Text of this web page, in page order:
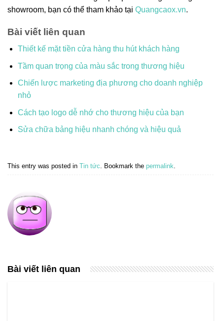
showroom, bạn có thể tham khảo tại Quangcaox.vn.
Bài viết liên quan
Thiết kế mặt tiền cửa hàng thu hút khách hàng
Tầm quan trọng của màu sắc trong thương hiệu
Chiến lược marketing địa phương cho doanh nghiệp
nhỏ
Cách tạo logo dễ nhớ cho thương hiệu của bạn
Sửa chữa bảng hiệu nhanh chóng và hiệu quả
This entry was posted in Tin tức . Bookmark the permalink
Bài viết liên quan